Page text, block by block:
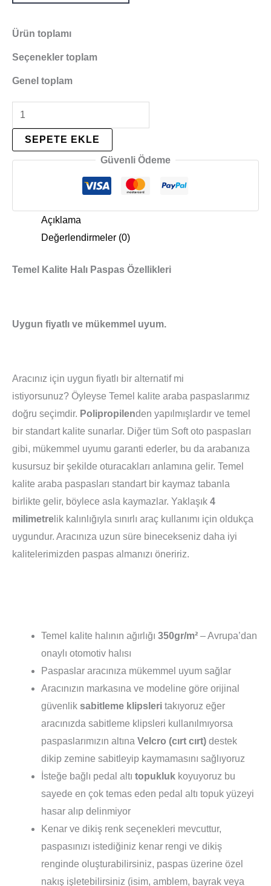
Ürün toplamı
Seçenekler toplam
Genel toplam
SEPETE EKLE
Güvenli Ödeme
Açıklama
Değerlendirmeler (0)
Temel Kalite Halı Paspas Özellikleri
Uygun fiyatlı ve mükemmel uyum.
Aracınız için uygun fiyatlı bir alternatif mi
istiyorsunuz? Öyleyse Temel kalite araba paspaslarımız
doğru seçimdir. Polipropilenden yapılmışlardır ve temel
bir standart kalite sunarlar. Diğer tüm Soft oto paspasları
gibi, mükemmel uyumu garanti ederler, bu da arabanıza
kusursuz bir şekilde oturacakları anlamına gelir. Temel
kalite araba paspasları standart bir kaymaz tabanla
birlikte gelir, böylece asla kaymazlar. Yaklaşık 4
milimetre lik kalınlığıyla sınırlı araç kullanımı için oldukça
uygundur. Aracınıza uzun süre binecekseniz daha iyi
kalitelerimizden paspas almanızı öneririz.
Temel kalite halının ağırlığı 350gr/m² – Avrupa’dan
onaylı otomotiv halısı
Paspaslar aracınıza mükemmel uyum sağlar
Aracınızın markasına ve modeline göre orijinal
güvenlik sabitleme klipsleri takıyoruz eğer
aracınızda sabitleme klipsleri kullanılmıyorsa
paspaslarımızın altına Velcro (cırt cırt) destek
dikip zemine sabitleyip kaymamasını sağlıyoruz
İsteğe bağlı pedal altı topukluk koyuyoruz bu
sayede en çok temas eden pedal altı topuk yüzeyi
hasar alıp delinmiyor
Kenar ve dikiş renk seçenekleri mevcuttur,
paspasınızı istediğiniz kenar rengi ve dikiş
renginde oluşturabilirsiniz, paspas üzerine özel
nakış işletebilirsiniz (isim, amblem, bayrak veya